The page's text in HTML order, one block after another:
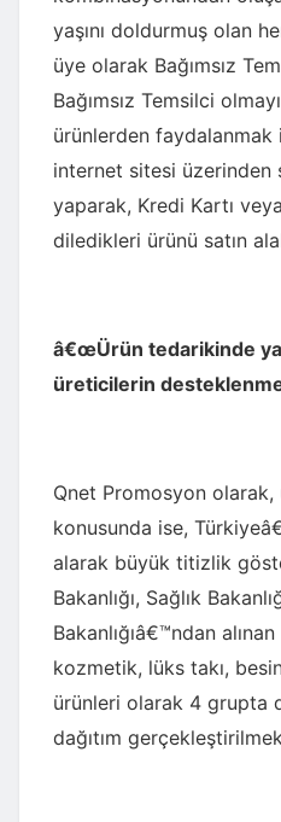
yaşını doldurmuş olan
üye olarak Bağımsız
Bağımsız Temsilci
ürünlerden
internet sitesi üzerinden
yaparak, Kredi Kartı
diledikleri ürünü satın
â€œÜrün tedarikinde
üreticilerin
Qnet Promosyon olarak,
konusunda ise,
alarak büyük titizlik
Bakanlığı, Sağlık
Bakanlığıâ€™ndan
kozmetik, lüks takı,
ürünleri olarak 4 grupta
dağıtım